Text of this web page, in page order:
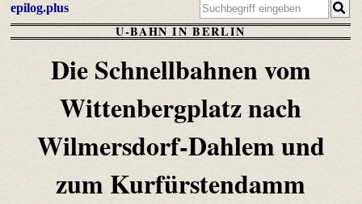
epilog.plus
U-BAHN IN BERLIN
Die Schnellbahnen vom
Wittenbergplatz nach
Wilmersdorf-Dahlem und
zum Kurfürstendamm